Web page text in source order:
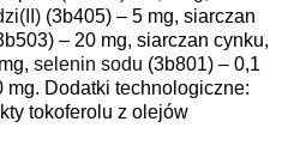
(3b405) – 5 mg, siarczan
– 20 mg, siarczan cynku,
selenin sodu (3b801) – 0,1
mg. Dodatki technologiczne:
tokoferolu z olejów